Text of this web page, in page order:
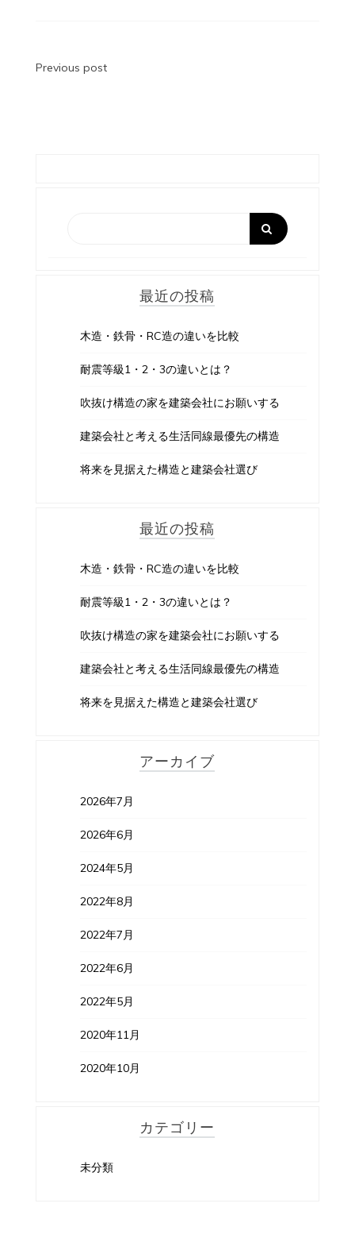
投
Previous post
最近の投稿
木造・鉄骨・RC造の違いを比較
耐震等級1・2・3の違いとは？
吹抜け構造の家を建築会社にお願いする
建築会社と考える生活同線最優先の構造
将来を見据えた構造と建築会社選び
最近の投稿
木造・鉄骨・RC造の違いを比較
耐震等級1・2・3の違いとは？
吹抜け構造の家を建築会社にお願いする
建築会社と考える生活同線最優先の構造
将来を見据えた構造と建築会社選び
アーカイブ
2026年7月
2026年6月
2024年5月
2022年8月
2022年7月
2022年6月
2022年5月
2020年11月
2020年10月
カテゴリー
未分類